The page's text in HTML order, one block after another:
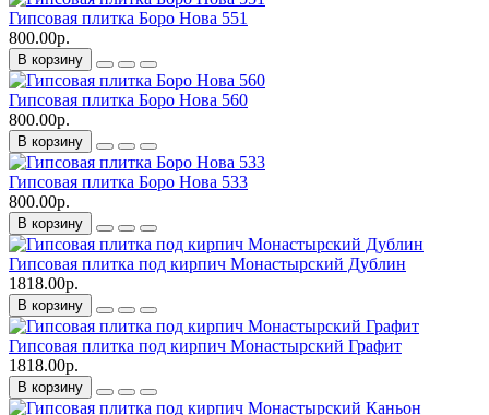
Гипсовая плитка Боро Нова 551
800.00р.
В корзину
Гипсовая плитка Боро Нова 560
800.00р.
В корзину
Гипсовая плитка Боро Нова 533
800.00р.
В корзину
Гипсовая плитка под кирпич Монастырский Дублин
1818.00р.
В корзину
Гипсовая плитка под кирпич Монастырский Графит
1818.00р.
В корзину